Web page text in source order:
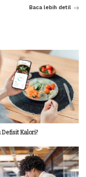
Baca lebih detil
Defisit Kalori?